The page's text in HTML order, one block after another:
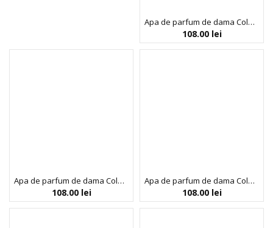
Apa de parfum de dama Colour Me Colours, Milton-Lloyd Fragrances, 100 ml
108.00 lei
Apa de parfum de dama Colour Me Indigo, Milton-Lloyd Fragrances, 100 ml
108.00 lei
Apa de parfum de dama Colour Me Neon Pink, Milton-Lloyd Fragrances, 100 ml
108.00 lei